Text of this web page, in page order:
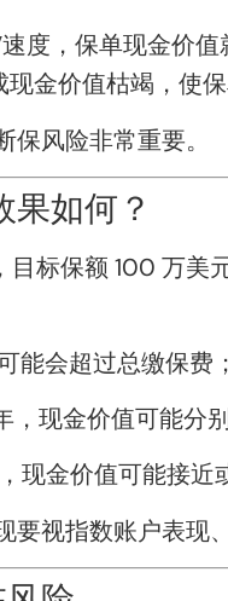
速度，保单现金价
金价值枯竭，使保
风险非常重要。
果如何？
标保额 100 万美
能会超过总缴保费；
现金价值可能分
现金价值可能接近
视指数账户表现